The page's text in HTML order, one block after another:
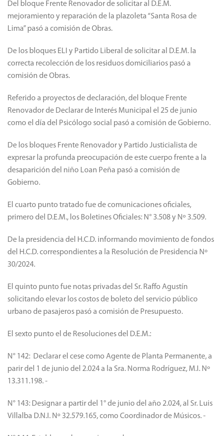
calles pasó a comisión de Obras.
Del bloque Frente Renovador de solicitar al D.E.M.
Lima” pasó a comisión de Obras.
De los bloques ELI y Partido Liberal de solicitar al D.E.M. la
comisión de Obras.
Referido a proyectos de declaración, del bloque Frente
como el día del Psicólogo social pasó a comisión de Gobierno.
De los bloques Frente Renovador y Partido Justicialista de
expresar la profunda preocupación de este cuerpo frente a la
Gobierno.
primero del D.E.M., los Boletines Oficiales: N° 3.508 y Nº 3.509.
De la presidencia del H.C.D. informando movimiento de fondos
30/2024.
El quinto punto fue notas privadas del Sr. Raffo Agustín
urbano de pasajeros pasó a comisión de Presupuesto.
El sexto punto el de Resoluciones del D.E.M.:
N° 142: Declarar el cese como Agente de Planta Permanente, a
13.311.198. -